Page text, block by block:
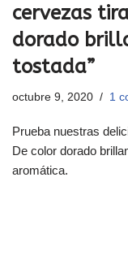
cervezas
dorado
tostada”
octubre 9, 2020 1
Prueba nuestras
De color dorado
aromática.